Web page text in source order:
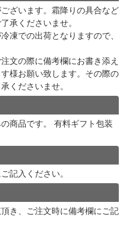
ざいます。霜降りの具合など
承くださいませ。
凍での出荷となりますので、
文の際に備考欄にお書き添え
様お願い致します。その際の
くださいませ。
商品です。 有料ギフト包装
記入ください。
き、ご注文時に備考欄にご記